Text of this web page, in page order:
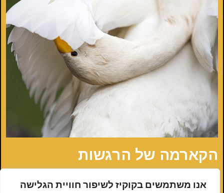
אנו משתמשים בקוקיז לשיפור חוויית הגלישה
הקארמה של הרגשות
רגשות – אהבה, אדישות ושנאה – לאורך שלוש